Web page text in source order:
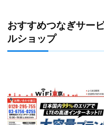
おすすめつなぎサー
ルショップ